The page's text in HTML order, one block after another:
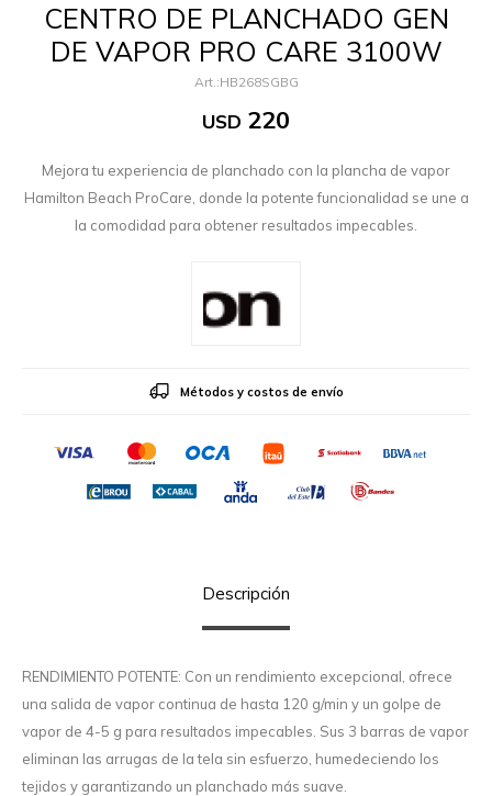
CENTRO DE PLANCHADO GEN
DE VAPOR PRO CARE 3100W
HB268SGBG
USD 220
Mejora tu experiencia de planchado con la plancha de vapor
Hamilton Beach ProCare, donde la potente funcionalidad se une a
la comodidad para obtener resultados impecables.
Métodos y costos de envío
Descripción
RENDIMIENTO POTENTE: Con un rendimiento excepcional, ofrece
una salida de vapor continua de hasta 120 g/min y un golpe de
vapor de 4-5 g para resultados impecables. Sus 3 barras de vapor
eliminan las arrugas de la tela sin esfuerzo, humedeciendo los
tejidos y garantizando un planchado más suave.